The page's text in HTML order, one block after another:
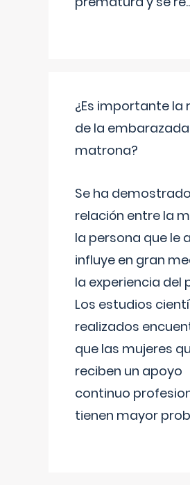
¿Es importante la
de la
matrona?
Se ha
relación entre la
la persona que le
influye en gran
la experiencia del
Los estudios
realizados
que las mujeres
reciben un apoyo
continuo
tienen mayor